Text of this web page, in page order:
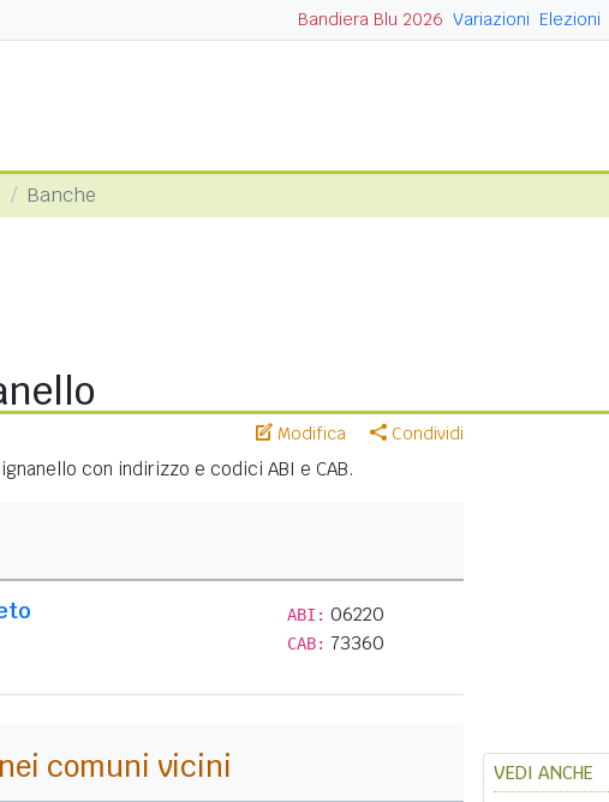
Bandiera Blu 2026 Variazioni Elezioni
Banche
Modifica Condividi
con indirizzo e codici ABI e CAB.
ABI: 06220
CAB: 73360
comuni vicini VEDI ANCHE